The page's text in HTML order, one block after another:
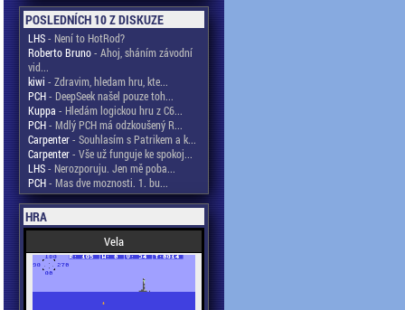
POSLEDNÍCH 10 Z DISKUZE
LHS- Není to HotRod?
Roberto Bruno- Ahoj, sháním závodní
vid...
kiwi - Zdravim, hledam hru, kte...
PCH- DeepSeek našel pouze toh...
Kuppa - Hledám logickou hru z C6...
PCH- Mdlý PCH má odzkoušený R...
Carpenter- Souhlasím s Patrikem a k...
Carpenter- Vše už funguje ke spokoj...
LHS- Nerozporuju. Jen mě poba...
PCH- Mas dve moznosti. 1. bu...
HRA
Vela